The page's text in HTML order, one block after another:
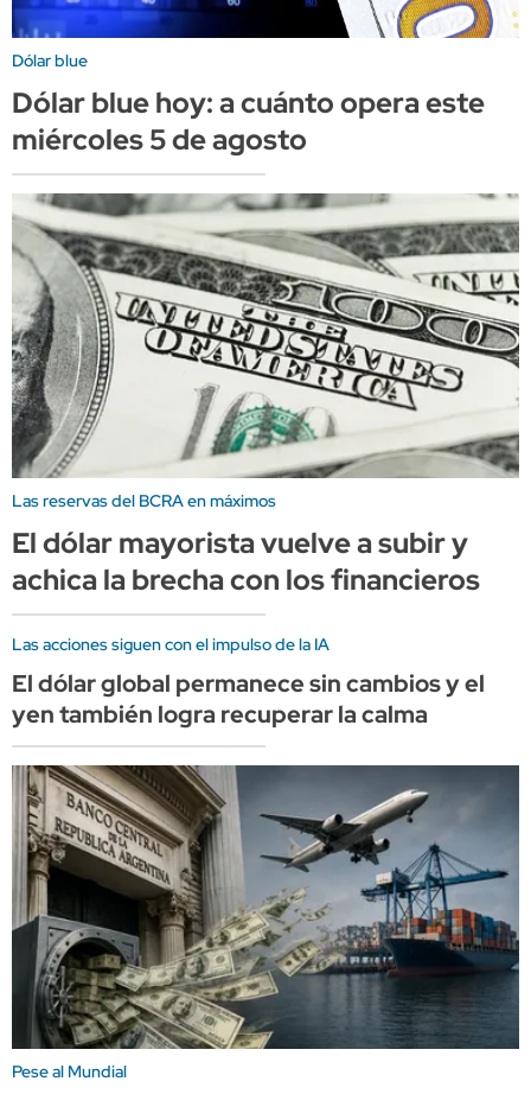
Dólar blue
Dólar blue hoy: a cuánto opera este
miércoles 5 de agosto
Las reservas del BCRA en máximos
El dólar mayorista vuelve a subir y
achica la brecha con los financieros
Las acciones siguen con el impulso de la IA
El dólar global permanece sin cambios y el
yen también logra recuperar la calma
Pese al Mundial